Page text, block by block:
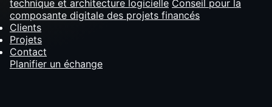
technique et architecture logicielle Conseil pour la
composante digitale des projets financés
Clients
Projets
Contact
Planifier un échange